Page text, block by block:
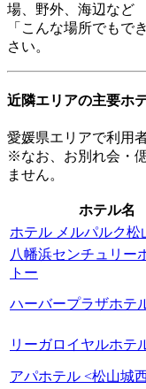
場、野外、海辺など
「こんな場所でもで
さい。
近隣エリアの主要ホ
愛媛県エリアで利用
※なお、お別れ会・
ません。
ホテル名
ホテル メルパルク松
八幡浜センチュリー
トー
ハーバープラザホテ
リーガロイヤルホテ
アパホテル <松山城